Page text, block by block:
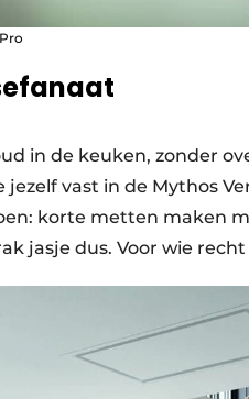
in de keuken, zonder
jezelf vast in de Mythos
korte metten maken
jasje dus. Voor wie